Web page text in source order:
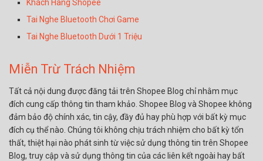
Khách Hàng Shopee
Tai Nghe Bluetooth Chơi Game
Tai Nghe Bluetooth Dưới 1 Triệu
Miễn Trừ Trách Nhiệm
Tất cả nội dung được đăng tải trên Shopee Blog chỉ nhằm mục
đích cung cấp thông tin tham khảo. Shopee Blog và Shopee không
đảm bảo độ chính xác, tin cậy, đầy đủ hay phù hợp với bất kỳ mục
đích cụ thể nào. Chúng tôi không chịu trách nhiệm cho bất kỳ tổn
thất, thiệt hại nào phát sinh từ việc sử dụng thông tin trên Shopee
Blog, truy cập và sử dụng thông tin của các liên kết ngoài hay bất